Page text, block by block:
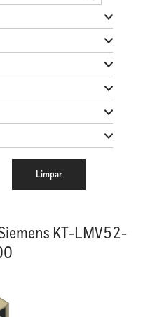
KT-LMV52-